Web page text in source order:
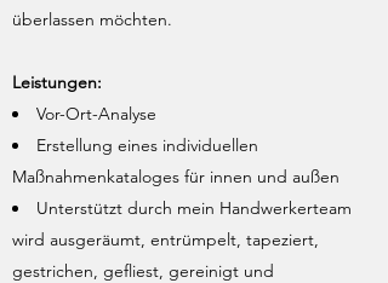
überlassen möchten.
Leistungen:
Vor-Ort-Analyse
Erstellung eines individuellen
Maßnahmenkataloges für innen und außen
Unterstützt durch mein Handwerkerteam
wird ausgeräumt, entrümpelt, tapeziert,
gestrichen, gefliest, gereinigt und